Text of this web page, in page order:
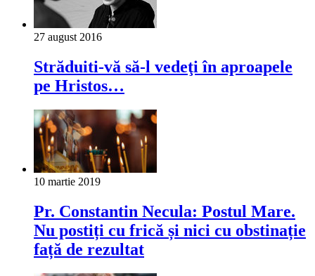
27 august 2016
Străduiti-vă să-l vedeţi în aproapele
pe Hristos…
10 martie 2019
Pr. Constantin Necula: Postul Mare.
Nu postiți cu frică și nici cu obstinație
față de rezultat